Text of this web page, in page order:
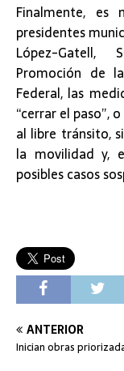
Finalmente, es
presidentes
López-Gatell,
Promoción de
Federal, las
“cerrar el paso”,
al libre tránsito,
la movilidad y,
posibles casos
ANTERIOR
Inician obras